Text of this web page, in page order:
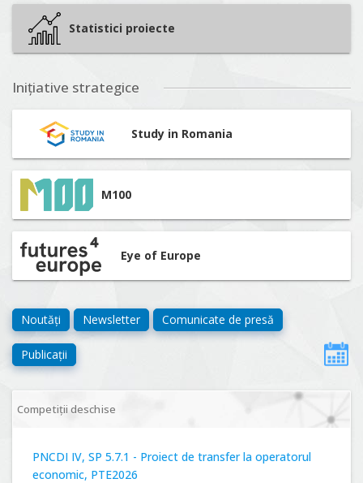
Statistici proiecte
Inițiative strategice
Study in Romania
M100
Eye of Europe
Noutăți Newsletter Comunicate de presă
Publicații
Competiții deschise
PNCDI IV, SP 5.7.1 - Proiect de transfer la operatorul
economic, PTE2026